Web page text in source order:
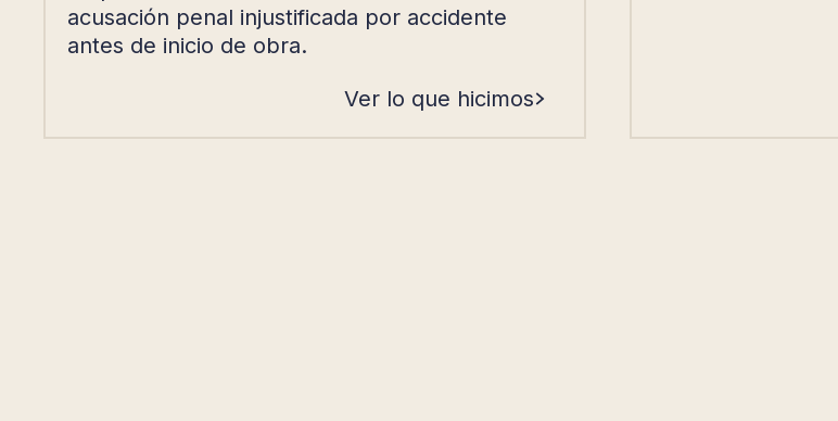
acusación penal injustificada por accidente
antes de inicio de obra.
Ver lo que hicimos